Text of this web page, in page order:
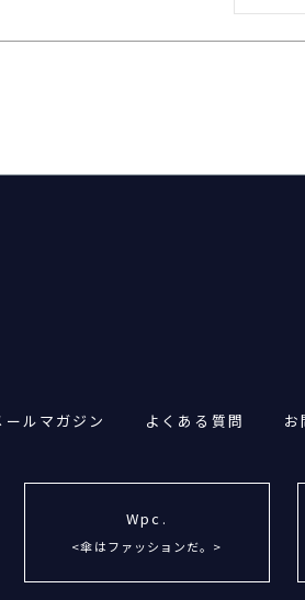
ールマガジン よくある質問 お
Wpc.
<傘はファッションだ。>